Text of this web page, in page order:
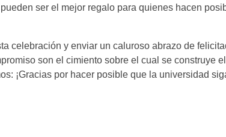
ser el mejor regalo para quienes hacen
celebración y enviar un caluroso abrazo de
son el cimiento sobre el cual se construye
¡Gracias por hacer posible que la universidad